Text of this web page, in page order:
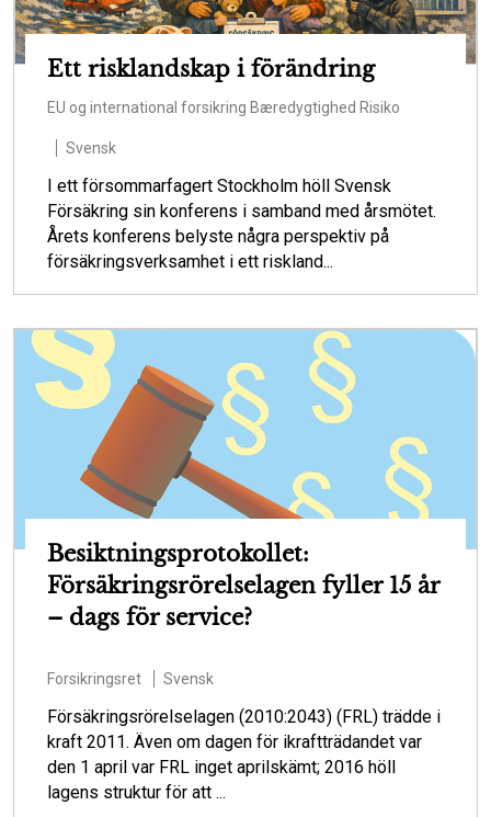
Ett risklandskap i förändring
EU og international forsikring Bæredygtighed Risiko
Svensk
I ett försommarfagert Stockholm höll Svensk
Försäkring sin konferens i samband med årsmötet.
Årets konferens belyste några perspektiv på
försäkringsverksamhet i ett riskland...
Besiktningsprotokollet:
Försäkringsrörelselagen fyller 15 år
– dags för service?
Forsikringsret Svensk
Försäkringsrörelselagen (2010:2043) (FRL) trädde i
kraft 2011. Även om dagen för ikraftträdandet var
den 1 april var FRL inget aprilskämt; 2016 höll
lagens struktur för att ...